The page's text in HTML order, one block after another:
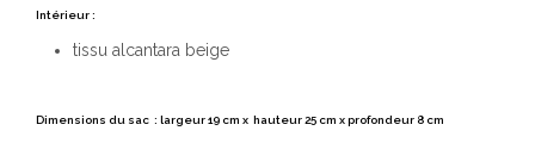
Intérieur :
tissu alcantara beige
Dimensions du sac : largeur 19 cm x hauteur 25 cm x profondeur 8 cm